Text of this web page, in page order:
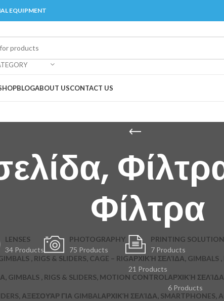
EQUIPMENT
BLOGABOUT USCONTACT US
Φίλτρα
LENSES
34 Products
PHOTOGRAPHY
75 Products
PRINTING
7 Products
, RIGS & SLIDERS, CAGE – RIGΑΡΧΙΚΉ ΣΕΛΊΔΑ, GIMBALS ,
21 Products
GIMBALS , RIGS & SLIDERS, MOTION CONTROL ΑΡΧΙΚΉ ΣΕΛΊΔΑ,
6 Products
ΑΞΕΣΟΥΆΡ ΓΙΑ GIMBAL ΑΡΧΙΚΉ ΣΕΛΊΔΑ, SMARTPHONES,